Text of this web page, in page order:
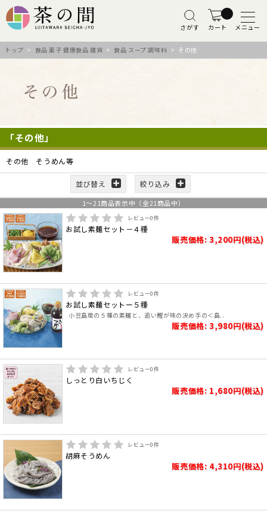
さがす カート メニュー
トップ > 食品 菓子 健康食品 雑貨 >食品 スープ 調味料 > その他
「その他」
その他 そうめん等
並び替え 絞り込み
1～21商品表示中（全21商品中）
レビュー0件
お試し素麺セット－４種
販売価格: 3,200円(税込)
レビュー0件
お試し素麺セットー５種
小豆島産の５種の素麺と、追い鰹が味の決め手の＜島..
販売価格: 3,980円(税込)
レビュー0件
しっとり白いちじく
販売価格: 1,680円(税込)
レビュー0件
胡麻そうめん
販売価格: 4,310円(税込)